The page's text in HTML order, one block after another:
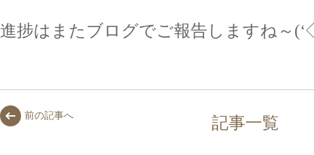
進捗はまたブログでご報告しますね～
前の記事へ 記事一覧